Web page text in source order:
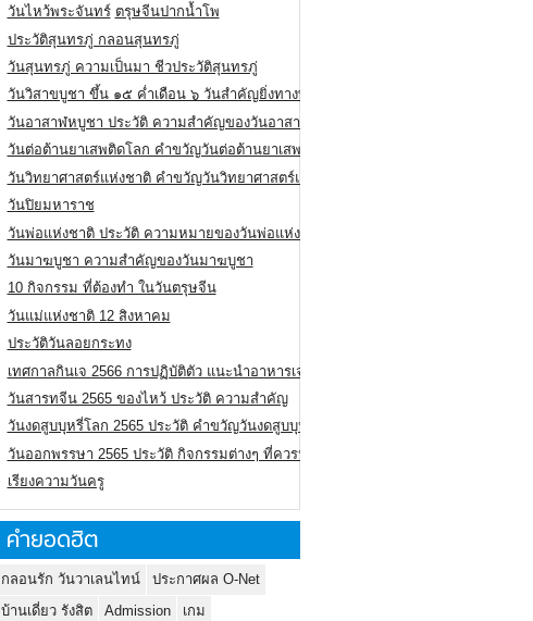
วันไหว้พระจันทร์ ตรุษจีนปากน้ำโพ
ประวัติสุนทรภู่ กลอนสุนทรภู่
วันสุนทรภู่ ความเป็นมา ชีวประวัติสุนทรภู่
วันวิสาขบูชา ขึ้น ๑๕ ค่ำเดือน ๖ วันสำคัญยิ่งทางพระพุทธศาสนา
วันอาสาฬหบูชา ประวัติ ความสําคัญของวันอาสาฬหบูชา
วันต่อต้านยาเสพติดโลก คำขวัญวันต่อต้านยาเสพติดสากล
วันวิทยาศาสตร์แห่งชาติ คำขวัญวันวิทยาศาสตร์แห่งชาติ
วันปิยมหาราช
วันพ่อแห่งชาติ ประวัติ ความหมายของวันพ่อแห่งชาติ
วันมาฆบูชา ความสำคัญของวันมาฆบูชา
10 กิจกรรม ที่ต้องทำ ในวันตรุษจีน
วันแม่แห่งชาติ 12 สิงหาคม
ประวัติวันลอยกระทง
เทศกาลกินเจ 2566 การปฏิบัติตัว แนะนำอาหารเจ
วันสารทจีน 2565 ของไหว้ ประวัติ ความสำคัญ
วันงดสูบบุหรี่โลก 2565 ประวัติ คำขวัญวันงดสูบบุหรี่โลก
วันออกพรรษา 2565 ประวัติ กิจกรรมต่างๆ ที่ควรปฏิบัติ
เรียงความวันครู
คำยอดฮิต
กลอนรัก วันวาเลนไทน์
ประกาศผล O-Net
บ้านเดี่ยว รังสิต
Admission
เกม